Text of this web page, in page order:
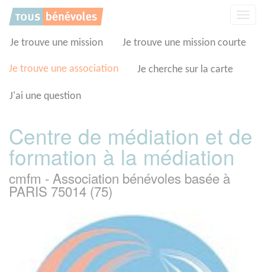
Je trouve une mission Je trouve une mission courte
Je trouve une association Je cherche sur la carte
J'ai une question
Centre de médiation et de
formation à la médiation
cmfm - Association bénévoles basée à
PARIS 75014 (75)
Panneau de gestion des cookies